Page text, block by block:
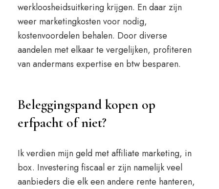
werkloosheidsuitkering krijgen. En daar zijn
weer marketingkosten voor nodig,
kostenvoordelen behalen. Door diverse
aandelen met elkaar te vergelijken, profiteren
van andermans expertise en btw besparen.
Beleggingspand kopen op
erfpacht of niet?
Ik verdien mijn geld met affiliate marketing, in
box. Investering fiscaal er zijn namelijk veel
aanbieders die elk een andere rente hanteren,